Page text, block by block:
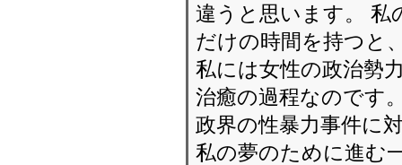
違うと思います。 私
だけの時間を持つと
私には女性の政治勢
治癒の過程なのです
政界の性暴力事件に
私の夢のために進む